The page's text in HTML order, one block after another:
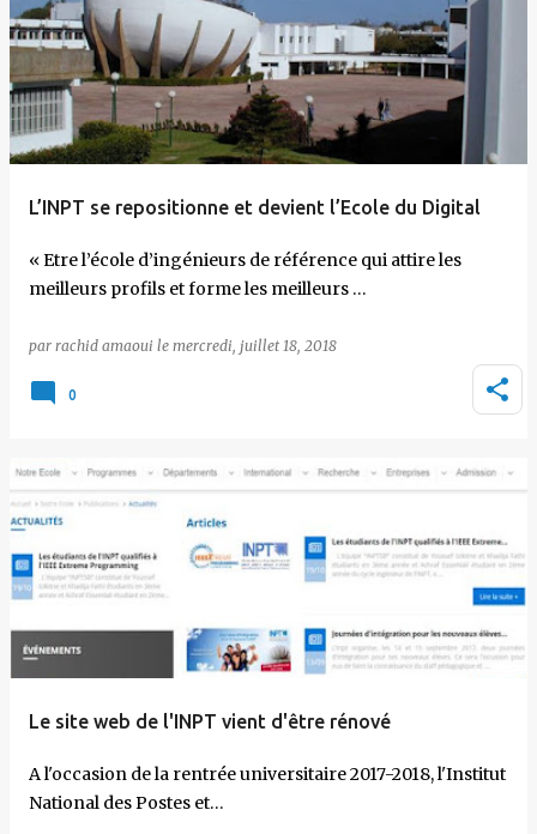
L’INPT se repositionne et devient l’Ecole du Digital
« Etre l’école d’ingénieurs de référence qui attire les
meilleurs profils et forme les meilleurs …
par rachid amaoui le mercredi, juillet 18, 2018
0
Le site web de l'INPT vient d'être rénové
A l'occasion de la rentrée universitaire 2017-2018, l'Institut
National des Postes et…